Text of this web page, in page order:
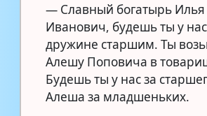
— Славный богатырь Илья
Иванович, будешь ты у
дружине старшим. Ты
Алешу Поповича в
Будешь ты у нас за
Алеша за младшеньких.